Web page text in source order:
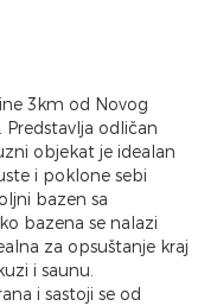
3km od Novog
odličan
objekat je idealan
i poklone sebi
bazen sa
bazena se nalazi
za opsuštanje kraj
i saunu.
i sastoji se od